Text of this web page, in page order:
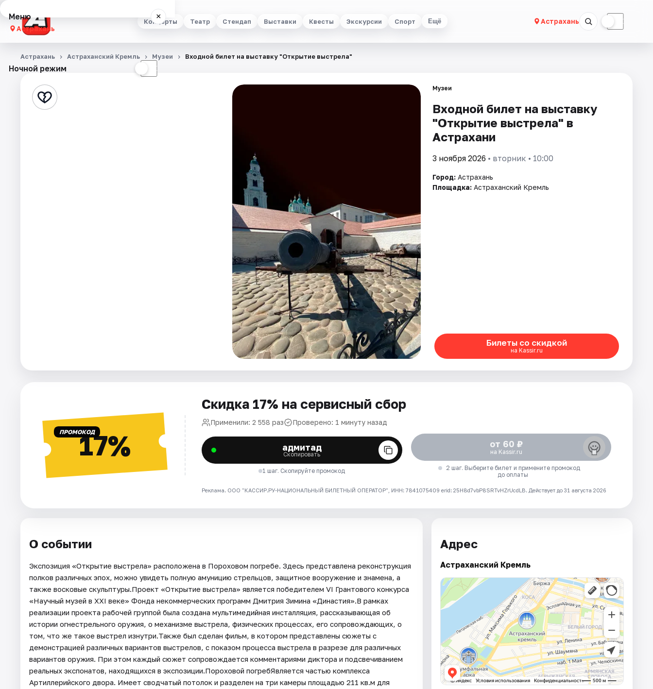
Концерты Театр Стендап Выставки Квесты Экскурсии Спорт Ещё Астрахань ☾
Меню ×
Астрахань
Концерты
Стендап
Ночной режим ☾
Астрахань Астраханский Кремль Музеи Входной билет на выставку "Открытие выстрела"
Музеи
Входной билет на выставку
"Открытие выстрела" в
Астрахани
3 ноября 2026 • вторник • 10:00
Город: Астрахань
Площадка: Астраханский Кремль
Билеты со скидкой
на Kassir.ru
ПРОМОКОД17%
Скидка 17% на сервисный сбор
Применили: 2 558 раз Проверено: 1 минуту назад
адмитад
Скопировать
1 шаг. Скопируйте промокод
от 60 ₽
на Kassir.ru
2 шаг. Выберите билет и примените промокод
до оплаты
Реклама. ООО "КАССИР.РУ-НАЦИОНАЛЬНЫЙ БИЛЕТНЫЙ ОПЕРАТОР", ИНН: 7841075409 erid: 25H8d7vbP8SRTvHZrUcdLB. Действует до 31 августа 2026
О событии
Экспозиция «Открытие выстрела» расположена в Пороховом погребе. Здесь представлена реконструкция
полков различных эпох, можно увидеть полную амуницию стрельцов, защитное вооружение и знамена, а
также восковые скульптуры.Проект «Открытие выстрела» является победителем VI Грантового конкурса
«Научный музей в XXI веке» Фонда некоммерческих программ Дмитрия Зимина «Династия».В рамках
реализации проекта рабочей группой была создана мультимедийная инсталляция, рассказывающая об
истории огнестрельного оружия, о механизме выстрела, физических процессах, его сопровождающих, о
том, что же такое выстрел изнутри.Также был сделан фильм, в котором представлены сюжеты с
демонстрацией различных вариантов выстрелов, с показом процесса выстрела в разрезе для различных
вариантов оружия. При этом каждый сюжет сопровождается комментариями диктора и подсвечиванием
реальных экспонатов, находящихся в экспозиции.Пороховой погребЯвляется частью комплекса
Артиллерийского двора. Имеет сводчатый потолок и разделен на три камеры площадью 211 кв.м для
Адрес
Астраханский Кремль